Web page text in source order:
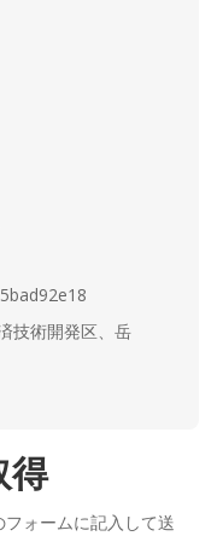
技術開発区、岳
得
ォームに記入して送